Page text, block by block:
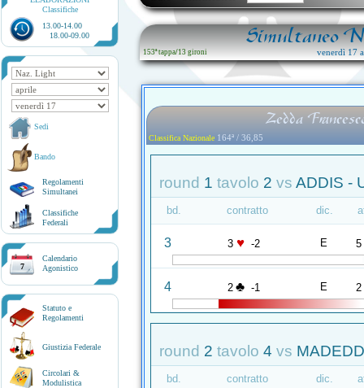
Classifiche
13.00-14.00
18.00-09.00
Sedi
Bando
Regolamenti
Simultanei
Classifiche
Federali
7
Calendario
Agonistico
Statuto e
Regolamenti
Giustizia Federale
Circolari &
Modulistica
Simultaneo
153ª tappa/13 gironi venerdì 17
Zedda
Classifica Nazionale 164ª / 36,85
round 1 tavolo 2 vs ADDIS -
bd. contratto dic.
3 3 ♥ -2 E 5
4 2 ♣ -1 E 2
round 2 tavolo 4 vs
bd. contratto dic.